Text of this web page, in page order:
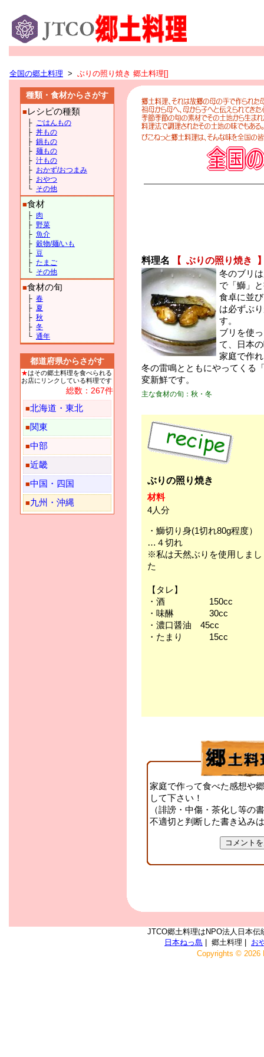
全国の郷土料理 > ぶりの照り焼き 郷土料理[]
種類・食材からさがす
■ レシピの種類
├ ごはんもの
├ 丼もの
├ 鍋もの
├ 麺もの
├ 汁もの
├ おかず/おつまみ
├ おやつ
└ その他
■食材
├ 肉
├ 野菜
├ 魚介
├ 穀物/麺/いも
├ 豆
├ たまご
└ その他
■食材の旬
├ 春
├ 夏
├ 秋
├ 冬
└ 通年
都道府県からさがす
★はその郷土料理を食べられる
お店にリンクしている料理です
総数：267件
■北海道・東北
■関東
■中部
■近畿
■中国・四国
■九州・沖縄
料理名 【 ぶりの照り焼き
冬のブリ
で「鰤」
食卓に並
は必ずぶ
す。
ブリを使
て、日本
家庭で作
冬の雷鳴とともにやってくる
変新鮮です。
主な食材の旬：秋・冬
ぶりの照り焼き
材料
4人分
・鰤切り身(1切れ80g程度）
…４切れ
※私は天然ぶりを使用しまし
た
【タレ】
・酒 150cc
・味醂 30cc
・濃口醤油 45cc
・たまり 15cc
家庭で作って食べた感想や
して下さい！
（誹謗・中傷・茶化し等の
不適切と判断した書き込み
JTCO郷土料理はNPO法人日本
日本ねっ島 | 郷土料理 | お
Copyrights © 2026